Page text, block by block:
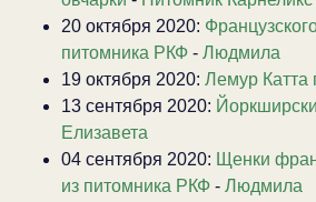
20 октября 2020:
питомника РКФ - Людмила
19 октября 2020: Лемур Катта
13 сентября 2020:
Елизавета
04 сентября 2020: Щенки
из питомника РКФ - Людмила